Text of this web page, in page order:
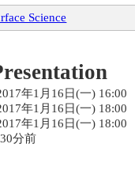
Science
年1月16日(一) 16:00
年1月16日(一) 18:00
年1月16日(一) 18:00
分前